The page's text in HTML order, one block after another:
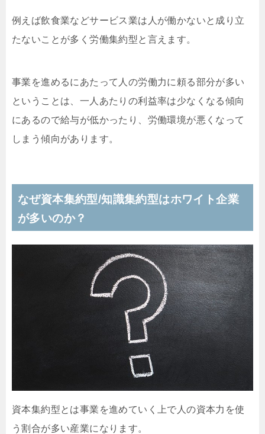
例えば飲食業などサービス業は人が働かないと成り立
たないことが多く労働集約型と言えます。
事業を進めるにあたって人の労働力に頼る部分が多い
ということは、一人あたりの利益率は少なくなる傾向
にあるので給与が低かったり、労働環境が悪くなって
しまう傾向があります。
なぜ資本集約型/知識集約型はホワイト企業
が多いのか？
資本集約型とは事業を進めていく上で人の資本力を使
う割合が多い産業になります。